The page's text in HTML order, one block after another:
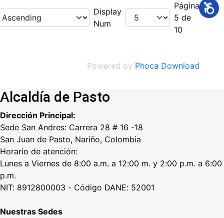
Display
Num
Página
5 de
10
Powered by Phoca Download
Alcaldía de Pasto
Dirección Principal:
Sede San Andres: Carrera 28 # 16 -18
San Juan de Pasto, Nariño, Colombia
Horario de atención:
Lunes a Viernes de 8:00 a.m. a 12:00 m. y 2:00 p.m. a 6:00
p.m.
NIT: 8912800003 - Código DANE: 52001
Nuestras Sedes